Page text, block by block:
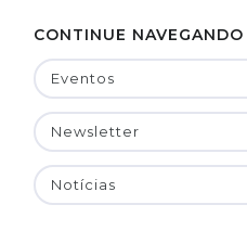
CONTINUE NAVEGANDO
Eventos
Newsletter
Notícias